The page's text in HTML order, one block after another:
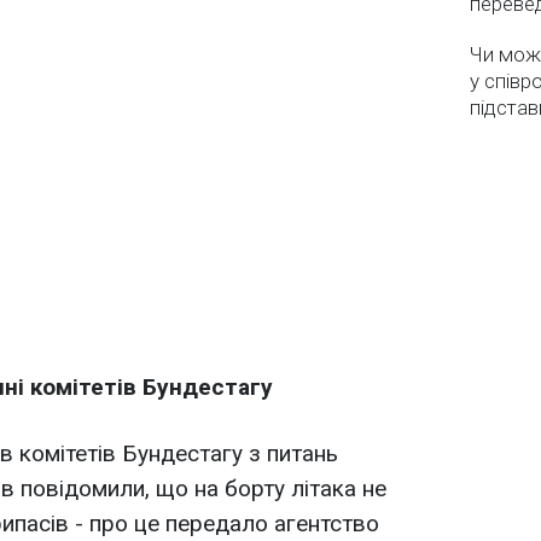
комітетів Бундестагу
комітетів Бундестагу з питань
повідомили, що на борту літака не
- про це передало агентство
Чи
у